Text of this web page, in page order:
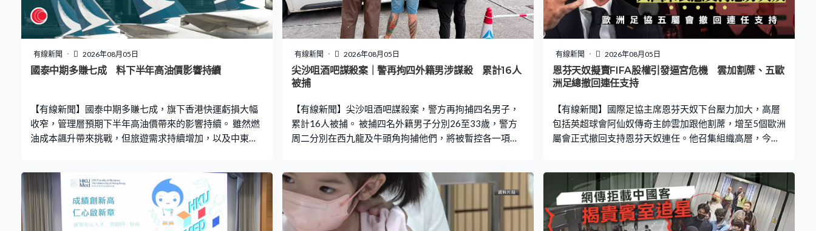
虐待。又引述被告長女稱被告會把男童綁在床上，每周只
容許他離開房間數次；又向老師謊稱男童因病不能上課，
反映被告是有所策劃。 法官形容這宗是可怕及令人痛心的
悲劇，屬於極度殘忍的虐兒案，有預謀且有系統，被告將
兒子跟學校及兄姊隔絕，質疑她作為母親可以如此殘忍對
一刑期後判監20年；
使用快測分辨是否感染流感。家庭醫生林永和：「可以多
做一兩次，隔一兩日再做，有時病毒量未必很高，未必會
有正確結果，但如果開始發高燒做快測，代表病毒量高，
就會檢測出來。如果第五至七日有無預期的惡化，家長要
留意，看了醫生有惡化情況，都可能要診斷會否出現重
症。」 對於當局擴展醫生疫苗採購先導計劃，採購量由10
應盡快安排未有病徵的兒童接種疫苗。 衞
有線新聞 2026年08月05日
國泰中期多賺七成 料下半年高油價影響持續
【有線新聞】國泰中期多賺七成，旗下香港快運虧損大幅
收窄，管理層預期下半年高油價帶來的影響持續。 雖然燃
油成本飊升帶來挑戰，但旅遊需求持續增加，以及中東局
股0.26元，收入上升兩成半。期內燃油成本總額增加逾六
成，但成本對沖扭虧為盈，賺逾8億元。乘客收益率方面按
年升9%，貨物收益率亦升一成八。 旗下香港快運業績顯著
改善，由去年同期虧損逾5億元大幅收窄至今年蝕7,300萬
有線新聞 2026年08月05日
尖沙咀酒吧謀殺案｜警再拘四外籍男涉謀殺 累計16人
被捕
【有線新聞】尖沙咀酒吧謀殺案，警方再拘捕四名男子，
累計16人被捕。 被捕四名外籍男子分別26至33歲，警方
周二分別在西九龍及牛頭角拘捕他們，將被暫控各一項謀
罪，在七至八月提堂；其餘被捕人已獲准保釋候查，稍後
向警方報到。
有線新聞 2026年08月05日
恩芬天奴擬賣FIFA股權引發逼宮危機 雲加割蓆、五歐
洲足總撤回連任支持
【有線新聞】國際足協主席恩芬天奴下台壓力加大，高層
包括英超球會阿仙奴傳奇主帥雲加跟他割蓆，增至5個歐洲
屬會正式撤回支持恩芬天奴連任。他召集組織高層，今日
售股權，觸發球壇大風波，雖然他最終煞停計劃，但主席
之位岌岌可危，遭國際足協高層表態聲討。國際足協全球
足球發展總監、英超球會阿仙奴傳奇主帥雲加發聲明，稱
自己沒參與計劃，傳媒報道後才得悉內容，認為絕對有必